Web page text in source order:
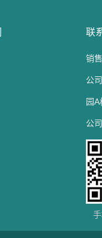
联
销
公
园A
公